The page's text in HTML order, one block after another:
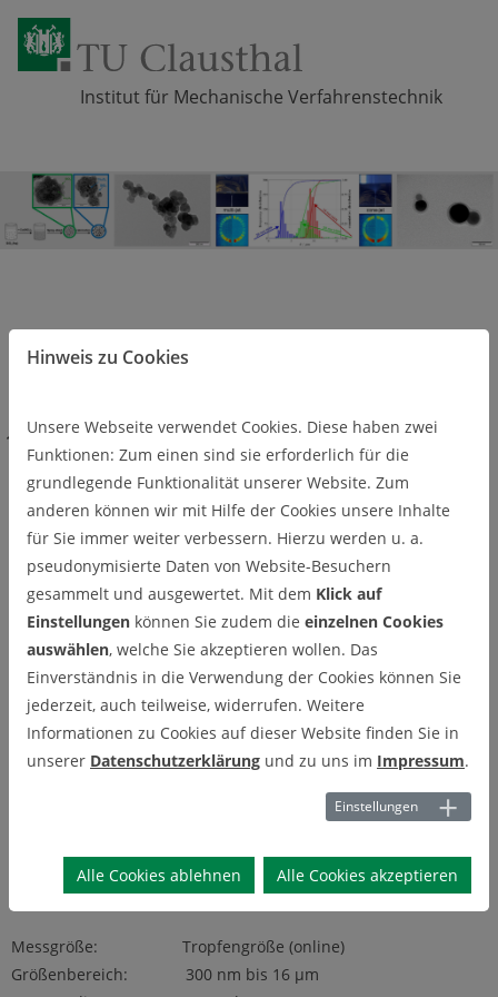
Zum Inhalt springen
Institut für Mechanische Verfahrenstechnik
Über uns
Ausstattung und Service
Optical Particle Sizer – OPS (Fa. TSI)
Optical Particle Sizer – OPS
(Fa. TSI)
Messgröße: Tropfengröße (online)
Größenbereich: 300 nm bis 16 µm
Hinweis zu Cookies
Unsere Webseite verwendet Cookies. Diese haben zwei
Funktionen: Zum einen sind sie erforderlich für die
grundlegende Funktionalität unserer Website. Zum
anderen können wir mit Hilfe der Cookies unsere Inhalte
für Sie immer weiter verbessern. Hierzu werden u. a.
pseudonymisierte Daten von Website-Besuchern
gesammelt und ausgewertet. Mit dem Klick auf
Einstellungen können Sie zudem die einzelnen Cookies
auswählen, welche Sie akzeptieren wollen. Das
Einverständnis in die Verwendung der Cookies können Sie
jederzeit, auch teilweise, widerrufen. Weitere
Informationen zu Cookies auf dieser Website finden Sie in
unserer Datenschutzerklärung und zu uns im Impressum.
Einstellungen
Alle Cookies ablehnen Alle Cookies akzeptieren